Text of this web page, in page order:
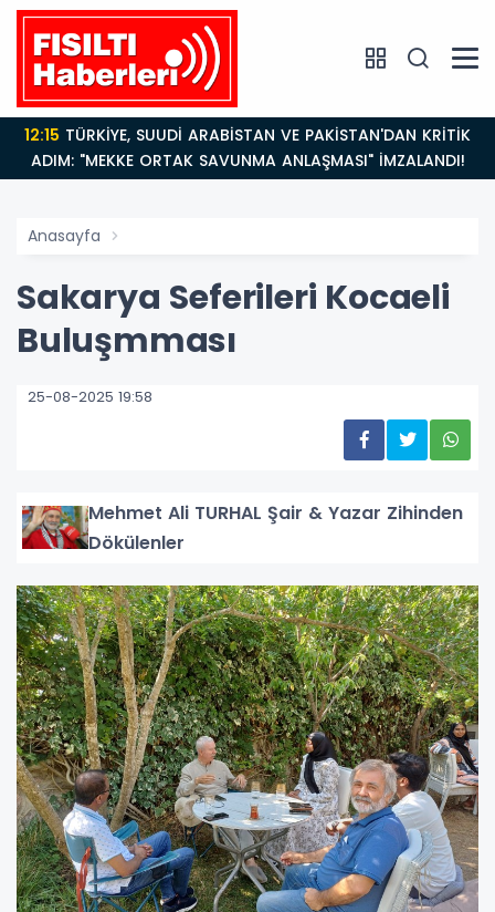
12:15
ADIM: "MEKKE ORTAK SAVUNMA ANLAŞMASI" İMZALANDI!
Anasayfa
Sakarya Seferileri Kocaeli
Buluşmması
25-08-2025 19:58
Mehmet Ali TURHAL Şair & Yazar Zihinden
Dökülenler